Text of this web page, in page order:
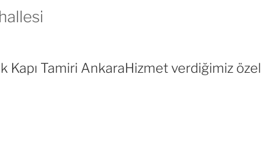
Kapı Tamiri AnkaraHizmet verdiğimiz